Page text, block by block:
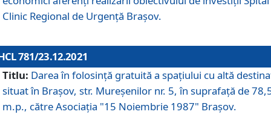
Clinic Regional de Urgență Brașov.
781/23.12.2021
Titlu: Darea în folosinţă gratuită a spaţiului cu altă
situat în Braşov, str. Mureşenilor nr. 5, în suprafaţă de
m.p., către Asociaţia "15 Noiembrie 1987" Braşov.